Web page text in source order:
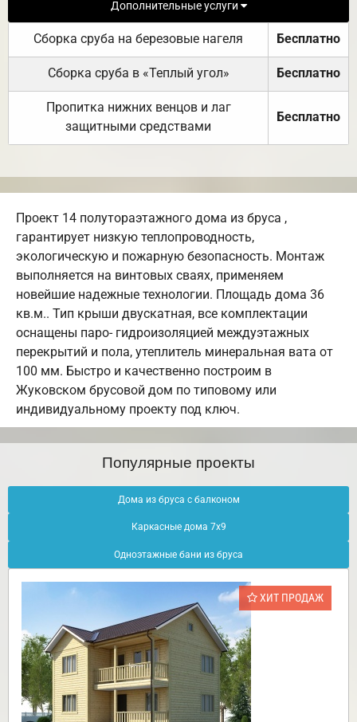
Дополнительные услуги
Сборка сруба на березовые нагеля Бесплатно
Сборка сруба в «Теплый угол» Бесплатно
Пропитка нижних венцов и лаг
защитными средствами
Бесплатно
Проект 14 полутораэтажного дома из бруса ,
гарантирует низкую теплопроводность,
экологическую и пожарную безопасность. Монтаж
выполняется на винтовых сваях, применяем
новейшие надежные технологии. Площадь дома 36
кв.м.. Тип крыши двускатная, все комплектации
оснащены паро- гидроизоляцией междуэтажных
перекрытий и пола, утеплитель минеральная вата от
100 мм. Быстро и качественно построим в
Жуковском брусовой дом по типовому или
индивидуальному проекту под ключ.
Популярные проекты
Дома из бруса с балконом
Каркасные дома 7х9
Одноэтажные бани из бруса
ХИТ ПРОДАЖ